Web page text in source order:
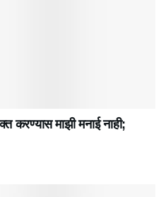
करण्यास माझी मनाई नाही;